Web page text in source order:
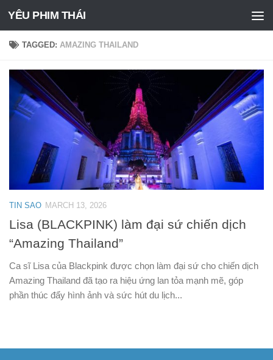
Skip to content
YÊU PHIM THÁI
TAGGED:AMAZING THAILAND
TIN SAO MARCH 13, 2026
Lisa (BLACKPINK) làm đại sứ chiến dịch
“Amazing Thailand”
Ca sĩ Lisa của Blackpink được chọn làm đại sứ cho chiến dịch
Amazing Thailand đã tạo ra hiệu ứng lan tỏa mạnh mẽ, góp
phần thúc đẩy hình ảnh và sức hút du lịch...